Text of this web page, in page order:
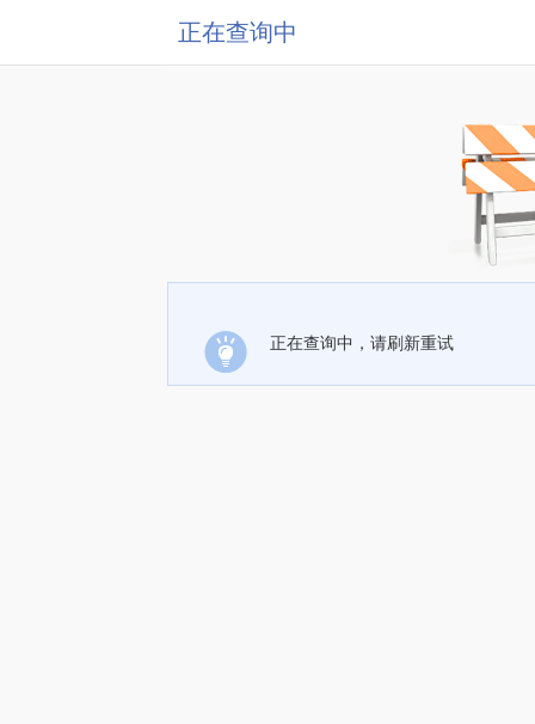
正在查询中
正在查询中，请刷新重试